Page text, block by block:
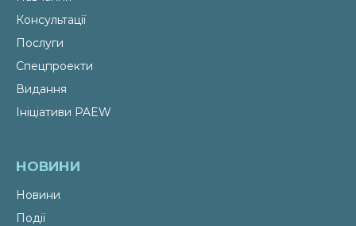
Консультації
Послуги
Спецпроекти
Видання
Ініціативи PAEW
НОВИНИ
Новини
Події